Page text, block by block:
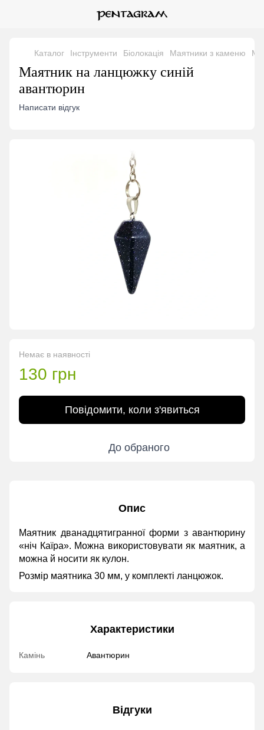
Каталог Інструменти Біолокація Маятники з каменю
Маятник на ланцюжку синій
авантюрин
Написати відгук
Немає в наявності
130 грн
Повідомити, коли з'явиться
До обраного
Опис
Маятник дванадцятигранної форми з авантюрину
«ніч Каїра». Можна використовувати як маятник, а
можна й носити як кулон.
Розмір маятника 30 мм, у комплекті ланцюжок.
Характеристики
Камінь Авантюрин
Відгуки